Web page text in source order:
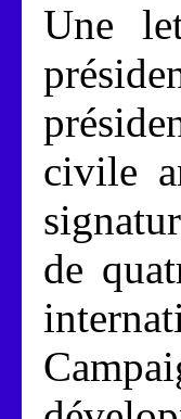
Une
civile
de